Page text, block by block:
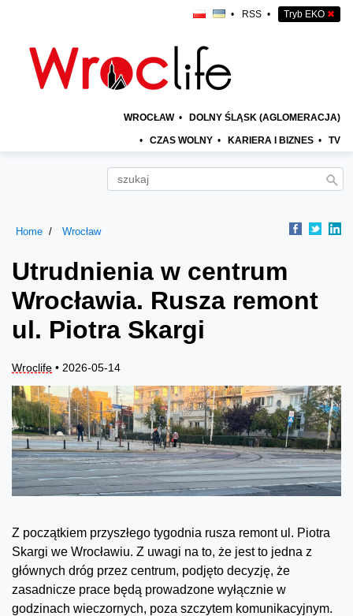
• RSS • Tryb EKO ✖
WROCŁAW • DOLNY ŚLĄSK (AGLOMERACJA)
• CZAS WOLNY • KARIERA I BIZNES • TV
Home Wrocław
Utrudnienia w centrum
Wrocławia. Rusza remont
ul. Piotra Skargi
Wroclife • 2026-05-14
Z początkiem przyszłego tygodnia rusza remont ul. Piotra
Skargi we Wrocławiu. Z uwagi na to, że jest to jedna z
głównych dróg przez centrum, podjęto decyzję, że
zasadnicze prace będą prowadzone wyłącznie w
godzinach wieczornych, poza szczytem komunikacyjnym.